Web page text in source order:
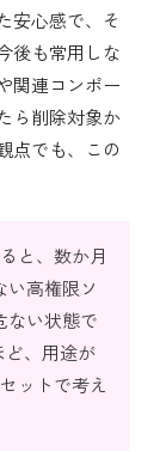
安心感で、そ
後も常用しな
関連コンポー
ら削除対象か
点でも、この
と、数か月
い高権限ソ
ない状態で
ど、用途が
ットで考え